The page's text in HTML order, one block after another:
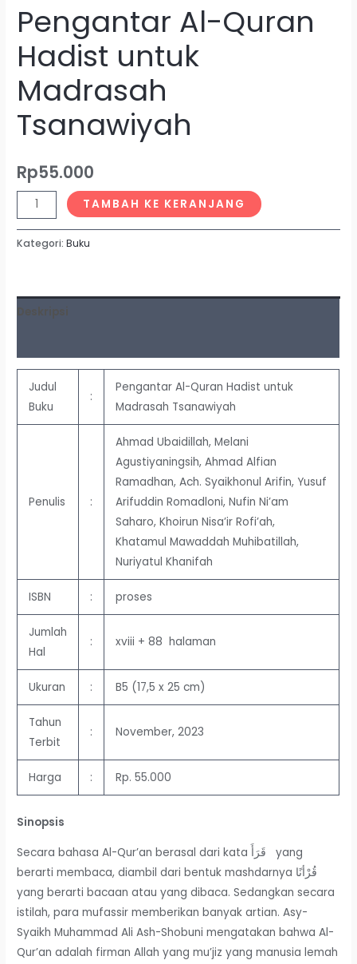
Pengantar Al-Quran
Hadist untuk
Madrasah
Tsanawiyah
Rp55.000
TAMBAH KE KERANJANG
Kategori:Buku
Deskripsi
Judul
Buku
:
Pengantar Al-Quran Hadist untuk
Madrasah Tsanawiyah
Penulis :
Ahmad Ubaidillah, Melani
Agustiyaningsih, Ahmad Alfian
Ramadhan, Ach. Syaikhonul Arifin, Yusuf
Arifuddin Romadloni, Nufin Ni’am
Saharo, Khoirun Nisa’ir Rofi’ah,
Khatamul Mawaddah Muhibatillah,
Nuriyatul Khanifah
ISBN : proses
Jumlah
Hal
: xviii + 88 halaman
Ukuran : B5 (17,5 x 25 cm)
Tahun
Terbit
: November, 2023
Harga : Rp. 55.000
Sinopsis
Secara bahasa Al-Qur’an berasal dari kata قَرَأَ yang
berarti membaca, diambil dari bentuk mashdarnya قُرْأنًا
yang berarti bacaan atau yang dibaca. Sedangkan secara
istilah, para mufassir memberikan banyak artian. Asy-
Syaikh Muhammad Ali Ash-Shobuni mengatakan bahwa Al-
Qur’an adalah firman Allah yang mu’jiz yang manusia lemah